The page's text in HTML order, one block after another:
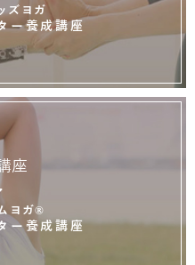
ズヨガ
ー養成講座
座
ヨガ®
ー養成講座